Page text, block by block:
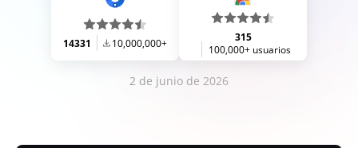
14331 10,000,000+
315
100,000+ usuarios
2 de junio de 2026